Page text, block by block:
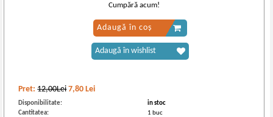
Pret:12,00Lei 7,80 Lei
Disponibilitate:
in stoc
Cantitatea:
1 buc
Cumpără acum!
Adaugă în coș
Adaugă în wishlist